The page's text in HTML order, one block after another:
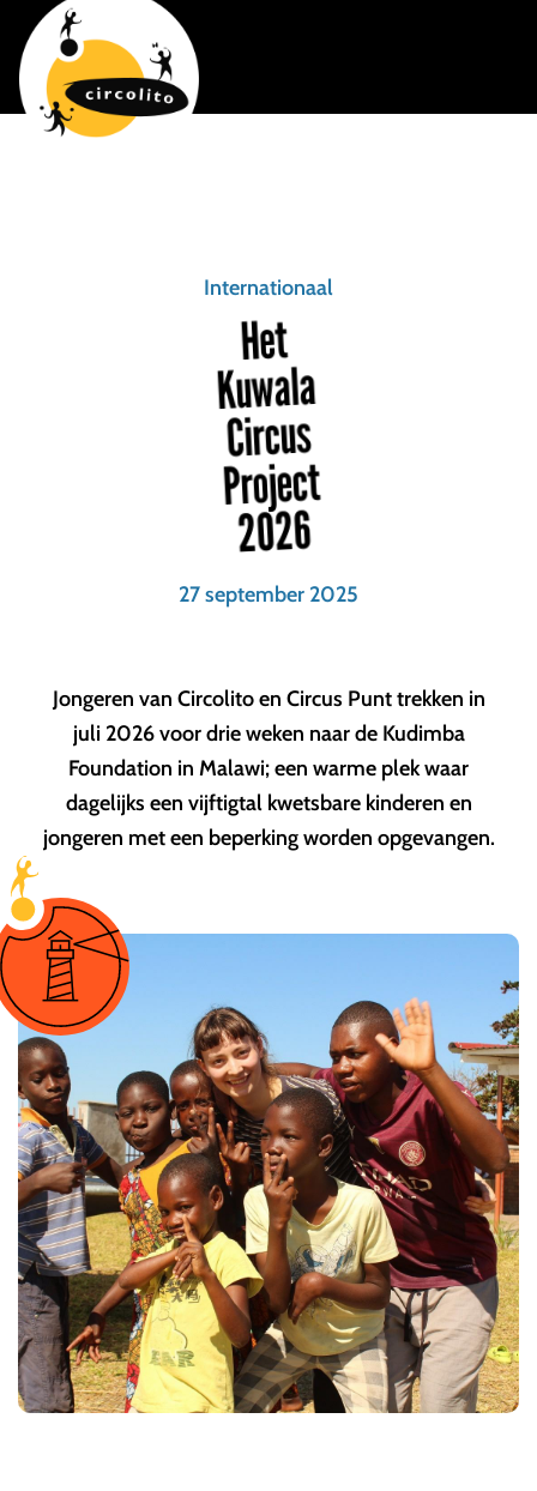
Internationaal
Het
Kuwala
Circus
Project
2026
27 september 2025
Jongeren van Circolito en Circus Punt trekken in
juli 2026 voor drie weken naar de Kudimba
Foundation in Malawi; een warme plek waar
dagelijks een vijftigtal kwetsbare kinderen en
jongeren met een beperking worden opgevangen.